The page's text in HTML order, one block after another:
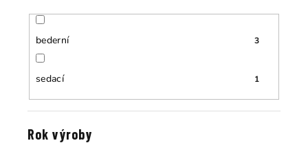
bederní 3
sedací 1
Rok výroby